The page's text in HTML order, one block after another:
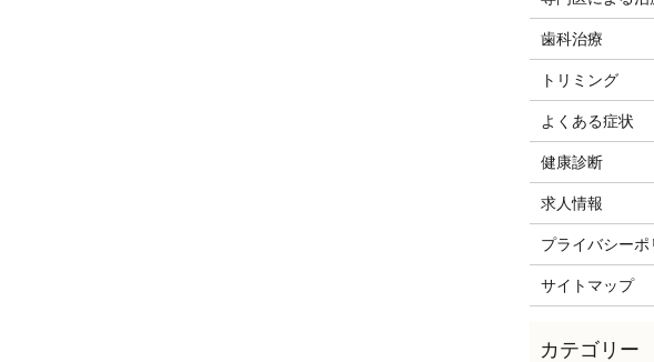
歯科治療
トリミング
よくある症状
健康診断
求人情報
プライバシーポ
サイトマップ